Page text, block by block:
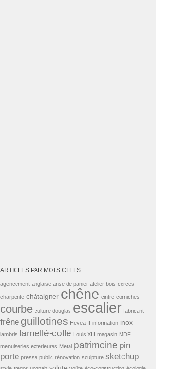
ARTICLES PAR MOTS CLEFS
agencement anglaise anse de panier atelier bois cerces
charpente châtaigner chêne cintre corniches
courbe culture douglas escalier fabricant
frêne guillotines Hevea If information inox
lambris lamellé-collé Louis XIII magasin MDF
menuiseries exterieures Metal patrimoine pin
porte presse public rénovation sculpture sketchup